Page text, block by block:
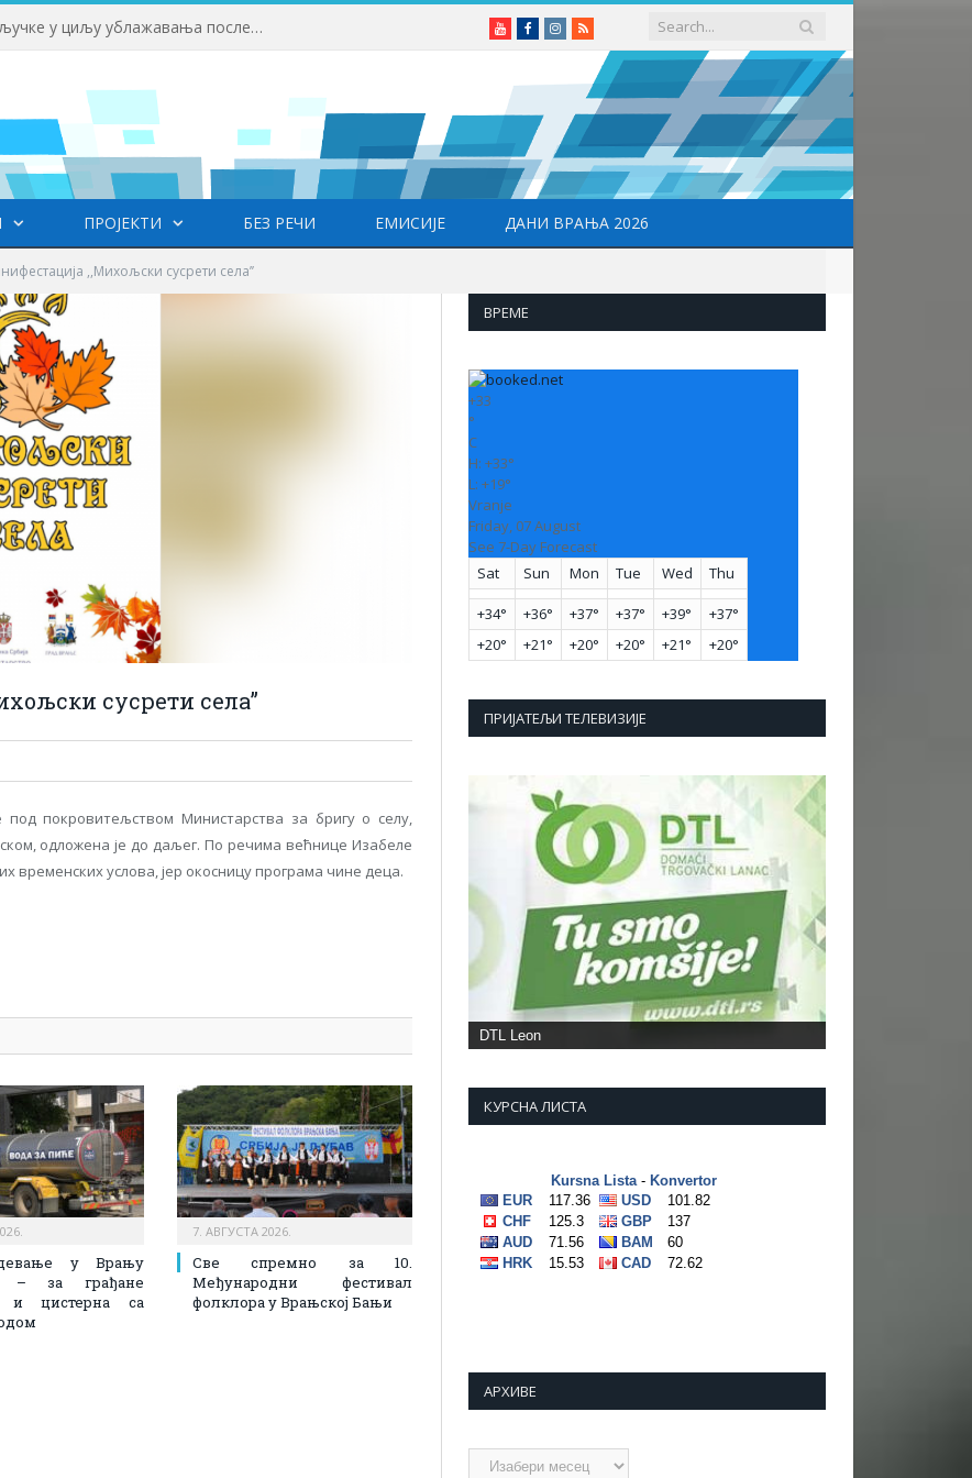
YoutubeFacebookInstagram
RSS
ПРОЈЕКТИ БЕЗ РЕЧИ ЕМИСИЈЕ ДАНИ ВРАЊА 2026
,,Михољски сусрети села’’
сусрети села’’
под покровитељством Министарства за бригу о селу,
одложена је до даљег. По речима већнице Изабеле
временских услова, јер окосницу програма чине деца.
у Врању
– за грађане
и цистерна са
7. АВГУСТА 2026.
Све спремно за 10.
Међународни фестивал
фолклора у Врањској Бањи
ВРЕМЕ
+33
°
C
H: +33°
L: +19°
Vranje
Friday, 07 August
See 7-Day Forecast
Sat
Sun Mon Tue Wed Thu
+34° +36° +37° +37° +39° +37°
+20° +21° +20° +20° +21° +20°
ПРИЈАТЕЉИ ТЕЛЕВИЗИЈЕ
КУРСНА ЛИСТА
АРХИВЕ
Архиве